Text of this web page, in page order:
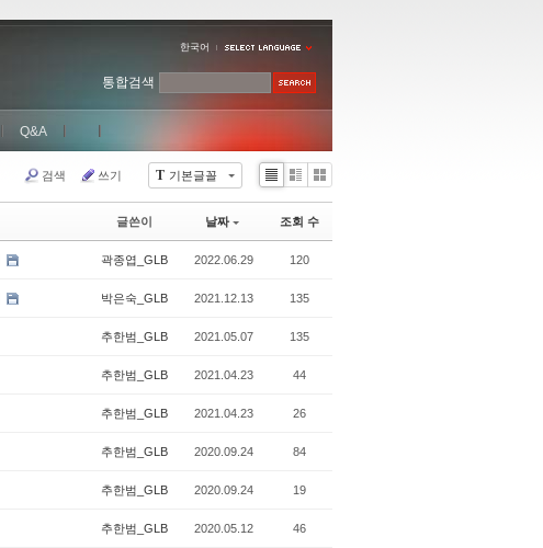
한국어
Q&A
통합검색
T 기본글꼴
검색 쓰기
Li
Zi
e
G
le
글쓴이 날짜 조회 수
곽종엽_GLB 2022.06.29 120
박은숙_GLB 2021.12.13 135
추한범_GLB 2021.05.07 135
추한범_GLB 2021.04.23 44
추한범_GLB 2021.04.23 26
추한범_GLB 2020.09.24 84
추한범_GLB 2020.09.24 19
추한범_GLB 2020.05.12 46